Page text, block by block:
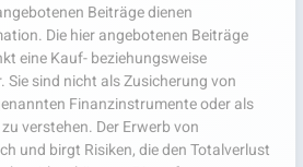
Beiträge dienen
Die hier angebotenen Beiträge
eine Kauf- beziehungsweise
sind nicht als Zusicherung von
Finanzinstrumente oder als
verstehen. Der Erwerb von
und birgt Risiken, die den Totalverlust